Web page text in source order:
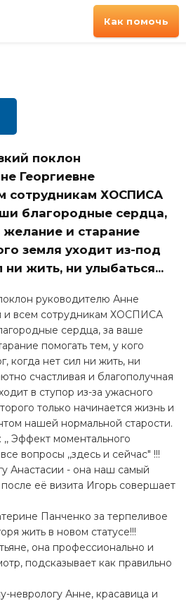
Как помочь
поклон
Георгиевне
сотрудникам ХОСПИСА
благородные сердца,
и старание
земля уходит из-под
ни жить, ни улыбаться...
руководителю Анне
и всем сотрудникам ХОСПИСА
сердца, за ваше
помогать тем, у кого
когда нет сил ни жить, ни
счастливая и благополучная
в ступор из-за ужасного
только начинается жизнь и
нашей нормальной старости.
Эффект моментального
вопросы ,,здесь и сейчас" !!!
Анастасии - она наш самый
её визита Игорь совершает
Панченко за терпеливое
жить в новом статусе!!!
она профессионально и
подсказывает как правильно
неврологу Анне, красавица и